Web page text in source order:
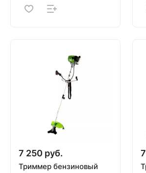
7 250 руб.
Триммер бензиновый